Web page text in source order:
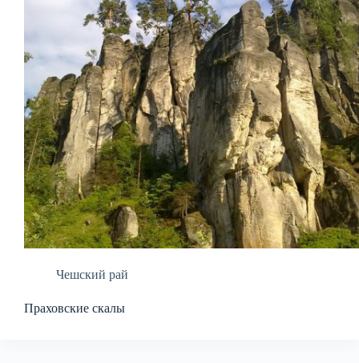
Чешский рай
Праховские скалы